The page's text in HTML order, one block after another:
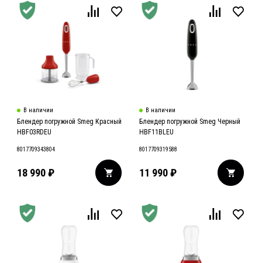
В наличии
Блендер погружной Smeg Красный
HBF03RDEU
8017709343804
18 990₽
В наличии
Блендер погружной Smeg Черный
HBF11BLEU
8017709319588
11 990 ₽